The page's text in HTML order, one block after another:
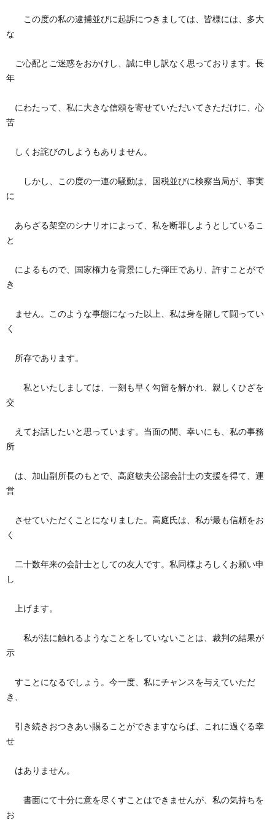
この度の私の逮捕並びに起訴につきましては、皆様には、多大
な
ご心配とご迷惑をおかけし、誠に申し訳なく思っております。長
年
にわたって、私に大きな信頼を寄せていただいてきただけに、心
苦
しくお詫びのしようもありません。
しかし、この度の一連の騒動は、国税並びに検察当局が、事実
に
あらざる架空のシナリオによって、私を断罪しようとしているこ
と
によるもので、国家権力を背景にした弾圧であり、許すことがで
き
ません。このような事態になった以上、私は身を賭して闘ってい
く
所存であります。
私といたしましては、一刻も早く勾留を解かれ、親しくひざを
交
えてお話したいと思っています。当面の間、幸いにも、私の事務
所
は、加山副所長のもとで、高庭敏夫公認会計士の支援を得て、運
営
させていただくことになりました。高庭氏は、私が最も信頼をお
く
二十数年来の会計士としての友人です。私同様よろしくお願い申
し
上げます。
私が法に触れるようなことをしていないことは、裁判の結果が
示
すことになるでしょう。今一度、私にチャンスを与えていただ
き、
引き続きおつきあい賜ることができますならば、これに過ぐる幸
せ
はありません。
書面にて十分に意を尽くすことはできませんが、私の気持ちを
お